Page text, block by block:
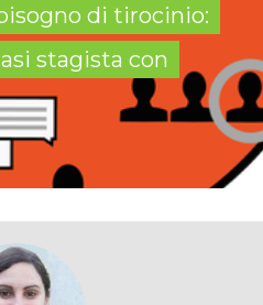
di tirocinio:
stagista con